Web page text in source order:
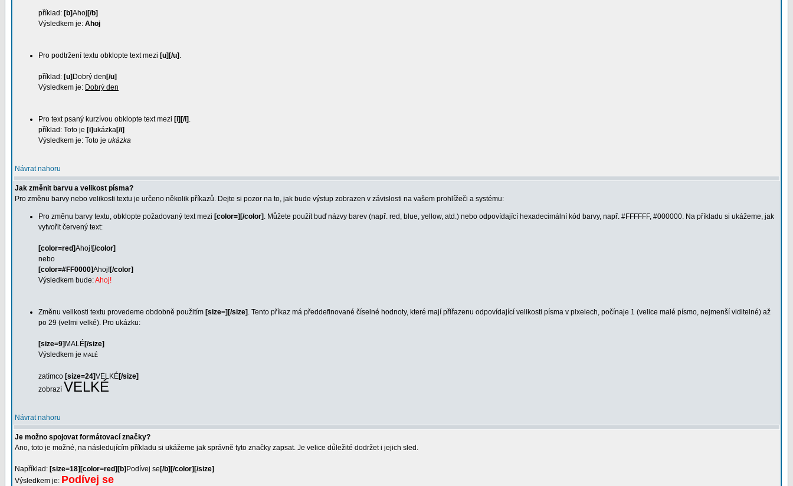
příklad: [b]Ahoj [/b]
Výsledkem je: Ahoj
Pro podtržení textu obklopte text mezi [u][/u] .
příklad: [u] Dobrý den [/u]
Výsledkem je: Dobrý den
Pro text psaný kurzívou obklopte text mezi [i][/i] .
příklad: Toto je [i]ukázka[/i]
Výsledkem je: Toto je ukázka
Návrat nahoru
Jak změnit barvu a velikost písma?
Pro změnu barvy nebo velikosti textu je určeno několik příkazů. Dejte si pozor na to, jak bude výstup zobrazen v závislosti na vašem prohlížeči a systému:
Pro změnu barvy textu, obklopte požadovaný text mezi [color=][/color] . Můžete použít buď názvy barev (např. red, blue, yellow, atd.) nebo odpovídající hexadecimální kód barvy, např. #FFFFFF, #000000. Na příkladu si ukážeme, jak
vytvořit červený text:
[color=red]Ahoj![/color]
nebo
[color=#FF0000]Ahoj![/color]
Výsledkem bude:Ahoj!
Změnu velikosti textu provedeme obdobně použitím [size=][/size] . Tento příkaz má předdefinované číselné hodnoty, které mají přiřazenu odpovídající velikosti písma v pixelech, počínaje 1 (velice malé písmo, nejmenší viditelné) až
po 29 (velmi velké). Pro ukázku:
[size=9] MALÉ[/size]
Výsledkem je MALÉ
zatímco [size=24]VELKÉ[/size]
zobrazí VELKÉ
Návrat nahoru
Je možno spojovat formátovací značky?
Ano, toto je možné, na následujícím příkladu si ukážeme jak správně tyto značky zapsat. Je velice důležité dodržet i jejich sled.
Například: [size=18][color=red][b] Podívej se [/b][/color][/size]
Výsledkem je: Podívej se